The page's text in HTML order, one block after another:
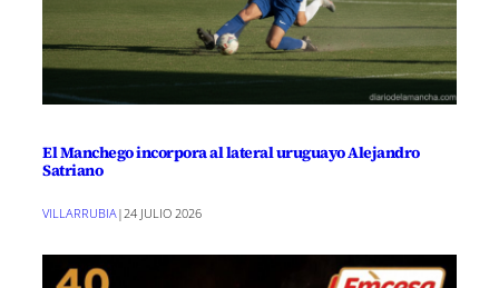
El Manchego incorpora al lateral uruguayo Alejandro
Satriano
VILLARRUBIA|24 JULIO 2026